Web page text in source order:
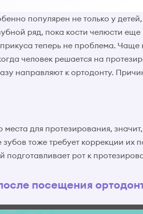
популярен не только у
ряд, пока кости челюсти
теперь не проблема. Чаще
человек решается на
направляют к ортодонту.
для протезирования,
тоже требует коррекции их
подготавливает рот к
посещения